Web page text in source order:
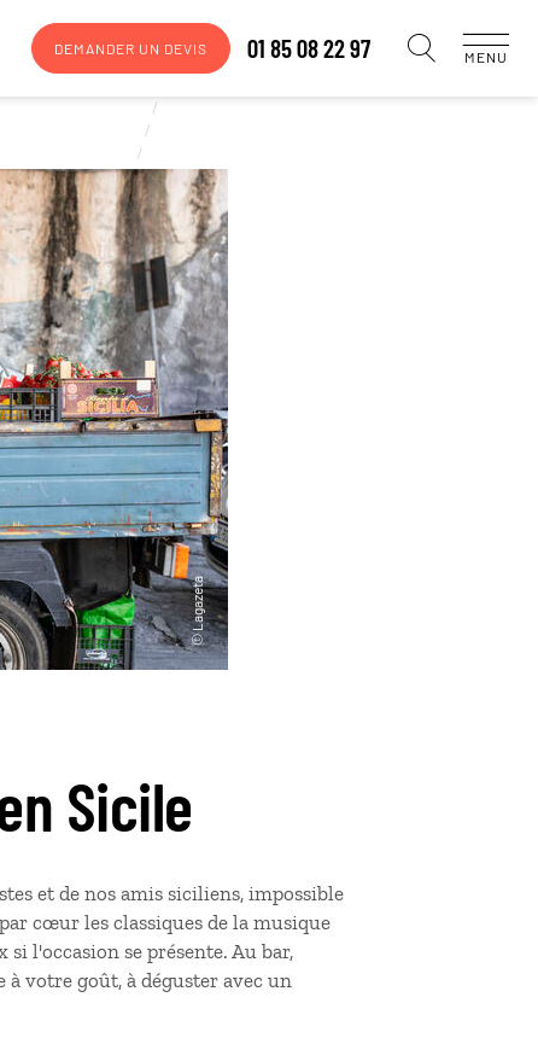
DEMANDER UN DEVIS 01 85 08 22 97 MENU
Sicile
et de nos amis siciliens, impossible
cœur les classiques de la musique
l'occasion se présente. Au bar,
votre goût, à déguster avec un